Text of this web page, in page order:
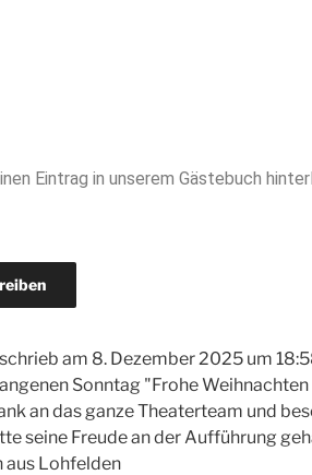
Eintrag in unserem Gästebuch
schrieb am 8. Dezember 2025 um
Sonntag "Frohe
an das ganze Theaterteam und
seine Freude an der Aufführung
aus Lohfelden